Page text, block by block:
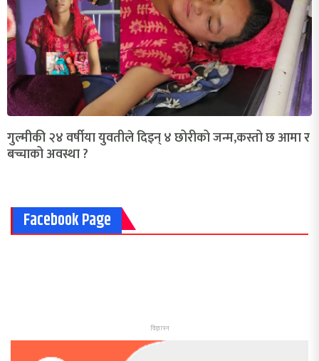
गुल्मीकी २४ वर्षीया युवतीले दिइन् ४ छोरीको जन्म,कस्तो छ आमा र
बच्चाको अवस्था ?
Facebook Page
विज्ञापन